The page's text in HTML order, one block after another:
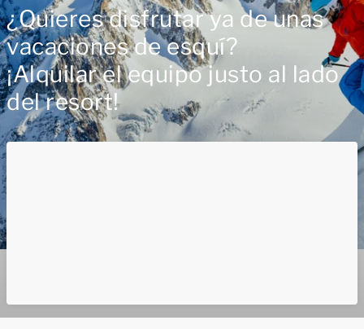
¿Quieres disfrutar ya de unas
vacaciones de esquí?
¡Alquilar el equipo justo al lado
del resort!